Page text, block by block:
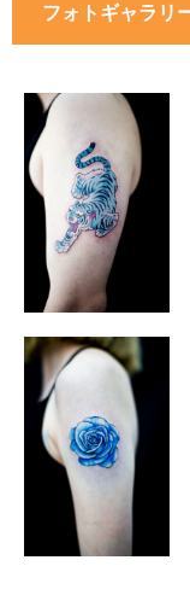
フォトギャラリ